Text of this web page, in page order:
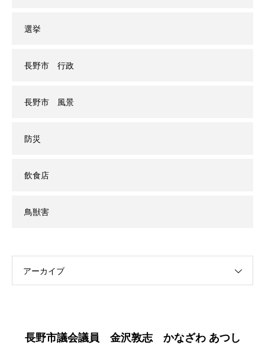
選挙
長野市 行政
長野市 風景
防災
飲食店
鳥獣害
アーカイブ
長野市議会議員 金沢敦志 かなざわ あつし